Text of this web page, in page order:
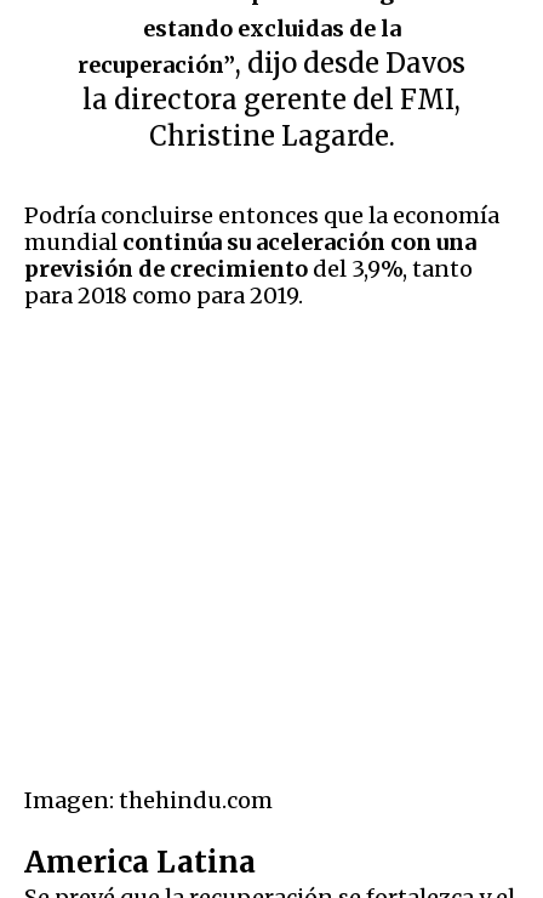
estando excluidas de la
recuperación”, dijo desde Davos
la directora gerente del FMI,
Christine Lagarde.
Podría concluirse entonces que la economía
mundial continúa su aceleración con una
previsión de crecimiento del 3,9%, tanto
para 2018 como para 2019.
Imagen: thehindu.com
America Latina